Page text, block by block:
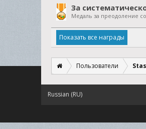
За
Медаль за преодоление
Показать все награды
Пользователи
Russian (RU)